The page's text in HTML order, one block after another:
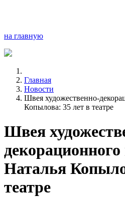
на главную
Главная
Новости
Швея художественно-
Копылова: 35 лет в театре
Швея
декорационного
Наталья
театре